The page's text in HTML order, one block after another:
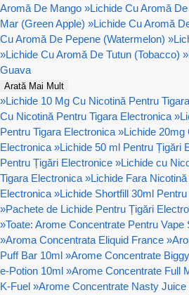
Aromă De Mango »Lichide Cu Aromă
Mar (Green Apple) »Lichide Cu Aromă
Cu Aromă De Pepene (Watermelon) »
»Lichide Cu Aromă De Tutun (Tobacco) »
Guava
Arată Mai Mult
»Lichide 10 Mg Cu Nicotină Pentru
Cu Nicotină Pentru Tigara Electronica »
Pentru Tigara Electronica »Lichide 20mg
Electronica »Lichide 50 ml Pentru Țigări
Pentru Țigări Electronice »Lichide cu
Tigara Electronica »Lichide Fara
Electronica »Lichide Shortfill 30ml
»Pachete de Lichide Pentru Țigări
»Toate: Arome Concentrate Pentru Vape
»Aroma Concentrata Eliquid France »
Puff Bar 10ml »Arome Concentrate
e-Potion 10ml »Arome Concentrate Full
K-Fuel »Arome Concentrate Nasty Juice